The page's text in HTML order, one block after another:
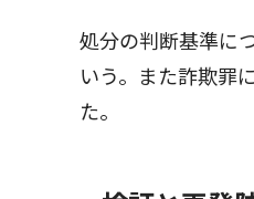
処分の判断基準に
いう。また詐欺罪
た。